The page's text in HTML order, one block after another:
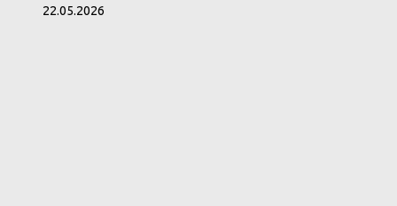
22.05.2026